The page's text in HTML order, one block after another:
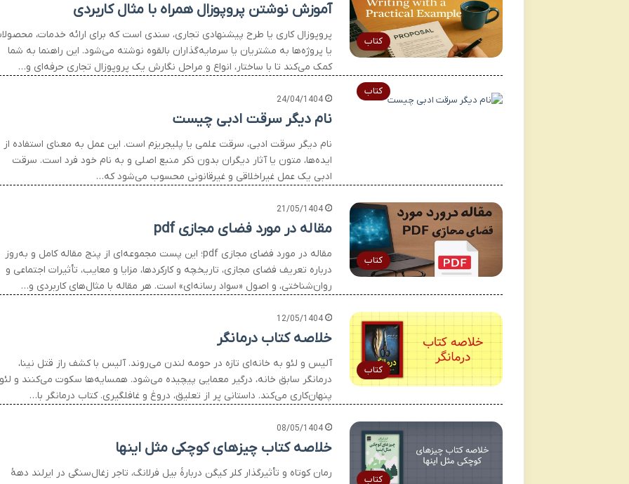
کتاب
آموزش نوشتن پروپوزال همراه با مثال کاربردی
پروپوزال کاری یا طرح پیشنهادی تجاری، سندی است که برای ارائه خدمات،
یا پروژه‌ها به مشتریان یا سرمایه‌گذاران بالقوه نوشته می‌شود. این راهنما به شما
کمک می‌کند تا با ساختار، انواع و مراحل نگارش یک پروپوزال تجاری حرفه‌ای و…
کتاب
24/04/1404
نام دیگر سرقت ادبی چیست
نام دیگر سرقت ادبی، سرقت علمی یا پلیجریزم است. این عمل به معنای استفاده از
ایده‌ها، متون یا آثار دیگران بدون ذکر منبع اصلی و به نام خود فرد است. سرقت
ادبی یک عمل غیراخلاقی و غیرقانونی محسوب می‌شود که…
کتاب
21/05/1404
مقاله در مورد فضای مجازی pdf
مقاله در مورد فضای مجازی pdf؛ این پست مجموعه‌ای از پنج مقاله کامل و به‌روز
درباره تعریف فضای مجازی، تاریخچه و کارکردها، مزایا و معایب، تأثیرات اجتماعی و
روان‌شناختی، و اصول «سواد رسانه‌ای» است. هر مقاله با مثال‌های کاربردی و…
کتاب
12/05/1404
خلاصه کتاب درمانگر
آلیس و لئو به خانه‌ای تازه در حومه لندن می‌روند. آلیس با کشف راز قتل نینا،
درمانگر سابق خانه، درگیر معمایی پیچیده می‌شود. همسایه‌ها سکوت می‌کنند و
پنهان‌کاری می‌کند. داستانی پر از تعلیق، دروغ و غافلگیری. کتاب درمانگر با…
کتاب
08/05/1404
خلاصه کتاب چیزهای کوچکی مثل اینها
رمان کوتاه و تأثیرگذار کلر کیگن دربارهٔ بیل فرلانگ، تاجر زغال‌سنگی در ایرلند دههٔ